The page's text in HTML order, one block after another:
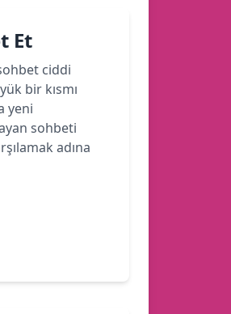
Et
ciddi
bir kısmı
yeni
sohbeti
adına